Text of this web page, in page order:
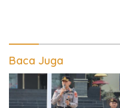
Baca Juga